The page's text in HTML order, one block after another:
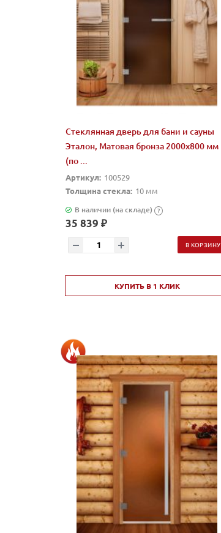
Стеклянная дверь для бани и сауны
Эталон, Матовая бронза 2000х800 мм
(по ...
Артикул: 100529
Толщина стекла: 10 мм
В наличии (на складе) ?
35 839 ₽
В КОРЗИНУ
КУПИТЬ В 1 КЛИК